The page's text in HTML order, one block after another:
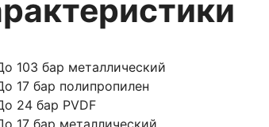
103 бар металлический
17 бар полипропилен
24 бар PVDF